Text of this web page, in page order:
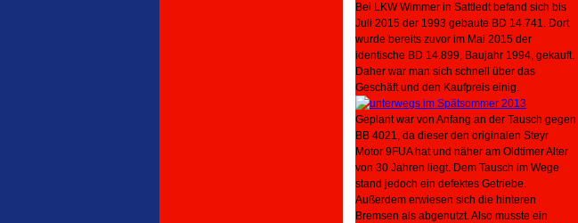
Bei LKW Wimmer in Sattledt befand sich bis
Juli 2015 der 1993 gebaute BD 14.741. Dort
wurde bereits zuvor im Mai 2015 der
identische BD 14.899, Baujahr 1994, gekauft.
Daher war man sich schnell über das
Geschäft und den Kaufpreis einig.
Geplant war von Anfang an der Tausch gegen
BB 4021, da dieser den originalen Steyr
Motor 9FUA hat und näher am Oldtimer Alter
von 30 Jahren liegt. Dem Tausch im Wege
stand jedoch ein defektes Getriebe.
Außerdem erwiesen sich die hinteren
Bremsen als abgenutzt. Also musste ein